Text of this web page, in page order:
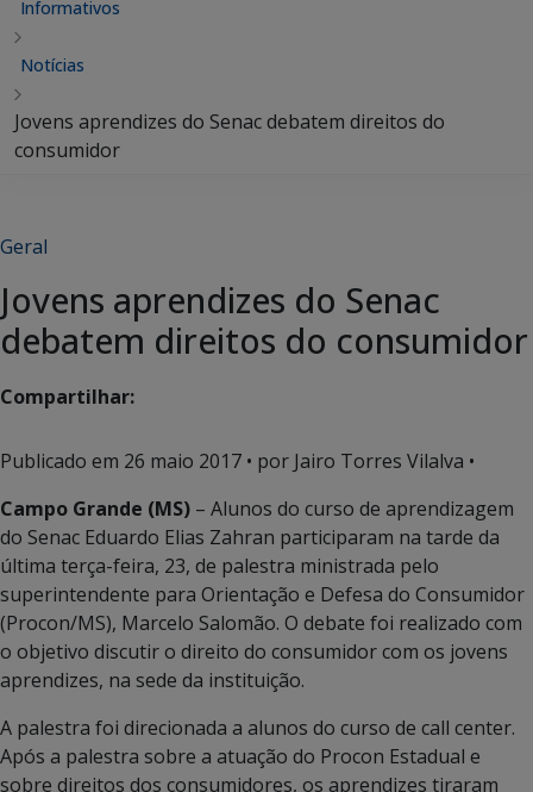
Informativos
Notícias
Jovens aprendizes do Senac debatem direitos do
consumidor
Geral
Jovens aprendizes do Senac
debatem direitos do consumidor
Compartilhar:
Publicado em 26 maio 2017 • por Jairo Torres Vilalva •
Campo Grande (MS) – Alunos do curso de aprendizagem
do Senac Eduardo Elias Zahran participaram na tarde da
última terça-feira, 23, de palestra ministrada pelo
superintendente para Orientação e Defesa do Consumidor
(Procon/MS), Marcelo Salomão. O debate foi realizado com
o objetivo discutir o direito do consumidor com os jovens
aprendizes, na sede da instituição.
A palestra foi direcionada a alunos do curso de call center.
Após a palestra sobre a atuação do Procon Estadual e
sobre direitos dos consumidores, os aprendizes tiraram